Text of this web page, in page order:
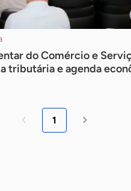
do Comércio e
tributária e agenda
1